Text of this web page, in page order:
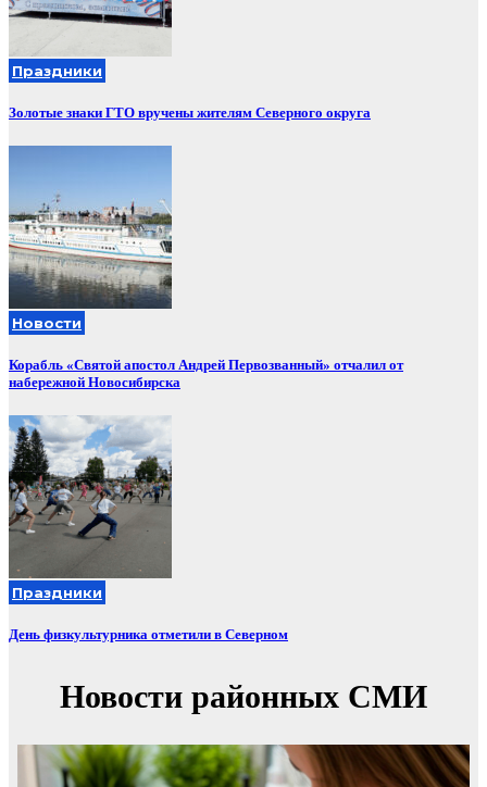
Праздники
Золотые знаки ГТО вручены жителям Северного округа
Новости
Корабль «Святой апостол Андрей Первозванный» отчалил от
набережной Новосибирска
Праздники
День физкультурника отметили в Северном